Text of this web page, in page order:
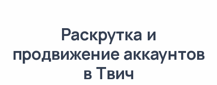
Раскрутка и
продвижение аккаунтов
в Твич